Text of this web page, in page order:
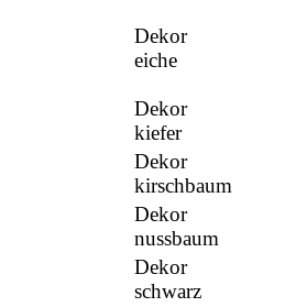
Dekor
eiche
Dekor
kiefer
Dekor
kirschbaum
Dekor
nussbaum
Dekor
schwarz